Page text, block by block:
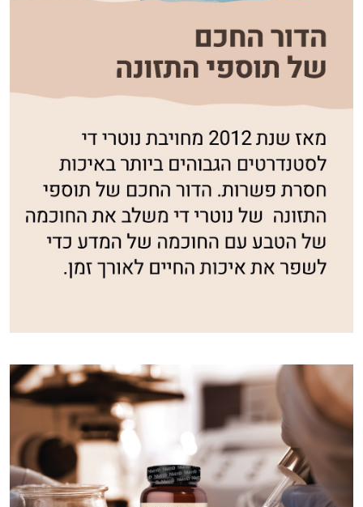
היי,
אני יועץ הבריאות האישי AI של טבע בריא.
התשובות שלי מבוססות על מאגרי מידע קליניים
וספרות מקצועית בתחומי הרפואה הטבעית
ותזונת הספורט.
יום וגם בתחום הכושר והספורט.
המטרה שלי היא להתאים עבורך המלצות
אישיות מבוססות מדעית.
זה הזמן להתחיל. איך אוכל לעזור?